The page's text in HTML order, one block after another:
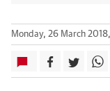
Monday, 26 March